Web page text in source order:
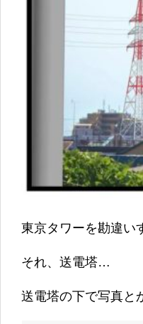
東京タワーを勘違い
それ、送電塔…
送電塔の下で写真と